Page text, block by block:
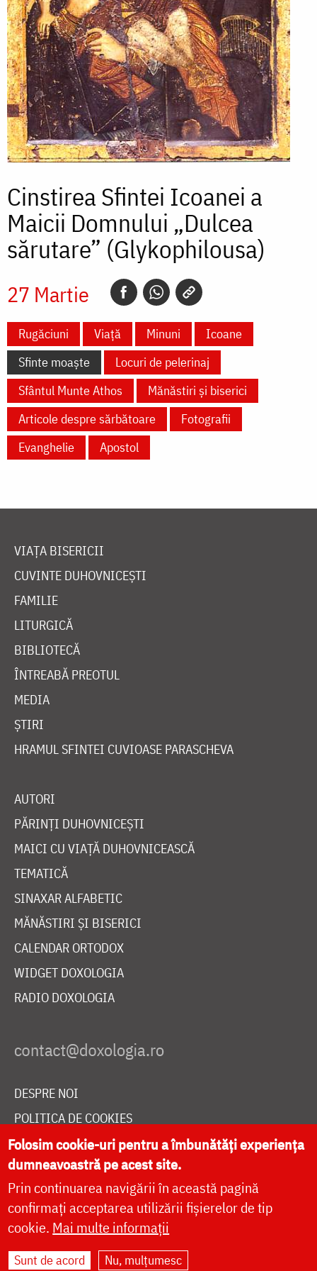
Cinstirea Sfintei Icoanei a
Maicii Domnului „Dulcea
sărutare” (Glykophilousa)
27 Martie
Rugăciuni Viață Minuni
Icoane
Sfinte moaște
Locuri de pelerinaj
Sfântul Munte Athos
Mănăstiri și biserici
Articole despre sărbătoare
Fotografii
Evanghelie
Apostol
VIAȚA BISERICII
CUVINTE DUHOVNICEȘTI
FAMILIE
LITURGICĂ
BIBLIOTECĂ
ÎNTREABĂ PREOTUL
MEDIA
ȘTIRI
HRAMUL SFINTEI CUVIOASE PARASCHEVA
AUTORI
PĂRINȚI DUHOVNICEȘTI
MAICI CU VIAȚĂ DUHOVNICEASCĂ
TEMATICĂ
SINAXAR ALFABETIC
MĂNĂSTIRI ȘI BISERICI
CALENDAR ORTODOX
WIDGET DOXOLOGIA
RADIO DOXOLOGIA
DESPRE NOI
POLITICA DE COOKIES
DONEAZĂ ONLINE PENTRU CATEDRALA NAȚIONALĂ
LIVE
Folosim cookie-uri pentru a îmbunătăți experiența
dumneavoastră pe acest site.
Prin continuarea navigării în această pagină
confirmați acceptarea utilizării fișierelor de tip
cookie. Mai multe informații
Sunt de acord Nu, mulțumesc